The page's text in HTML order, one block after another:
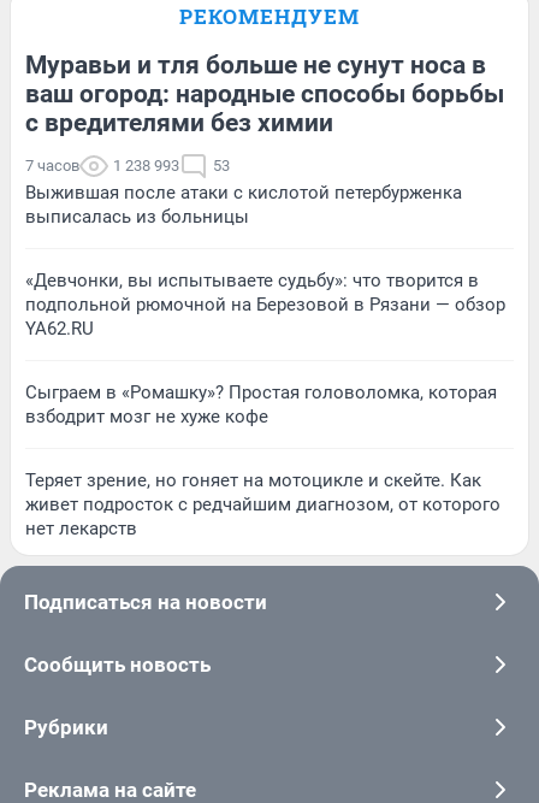
РЕКОМЕНДУЕМ
Муравьи и тля больше не сунут носа в
ваш огород: народные способы борьбы
с вредителями без химии
7 часов 1 238 993 53
Выжившая после атаки с кислотой петербурженка
выписалась из больницы
«Девчонки, вы испытываете судьбу»: что творится в
подпольной рюмочной на Березовой в Рязани — обзор
YA62.RU
Сыграем в «Ромашку»? Простая головоломка, которая
взбодрит мозг не хуже кофе
Теряет зрение, но гоняет на мотоцикле и скейте. Как
живет подросток с редчайшим диагнозом, от которого
нет лекарств
Подписаться на новости
Сообщить новость
Рубрики
Реклама на сайте